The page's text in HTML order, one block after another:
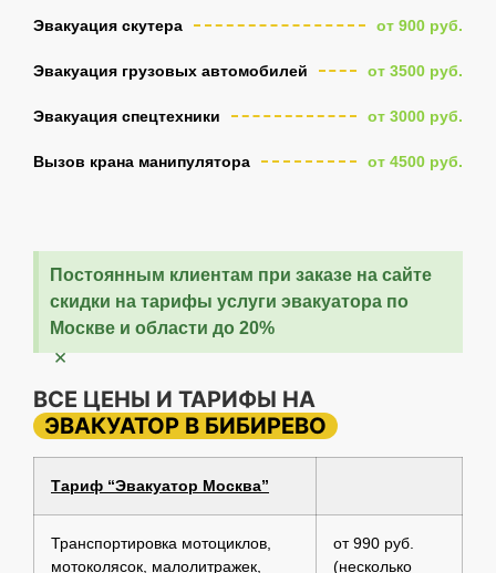
Эвакуация скутера от 900 руб.
Эвакуация грузовых автомобилей от 3500 руб.
Эвакуация спецтехники от 3000 руб.
Вызов крана манипулятора от 4500 руб.
Постоянным клиентам при заказе на сайте
скидки на тарифы услуги эвакуатора по
Москве и области до 20%
×
ВСЕ ЦЕНЫ И ТАРИФЫ НА
ЭВАКУАТОР В БИБИРЕВО
Тариф “Эвакуатор Москва”
Транспортировка мотоциклов,
мотоколясок, малолитражек,
от 990 руб.
(несколько